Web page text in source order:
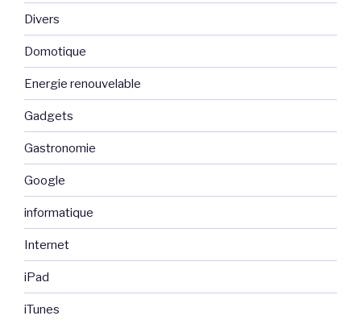
Divers
Domotique
Energie renouvelable
Gadgets
Gastronomie
Google
informatique
Internet
iPad
iTunes